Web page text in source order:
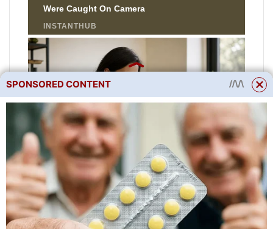
SPONSORED CONTENT